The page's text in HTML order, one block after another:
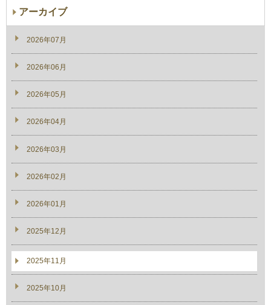
アーカイブ
2026年07月
2026年06月
2026年05月
2026年04月
2026年03月
2026年02月
2026年01月
2025年12月
2025年11月
2025年10月